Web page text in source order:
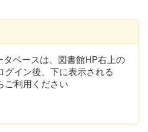
ベースは、図書館HP右上の
グイン後、下に表示される
ご利用ください